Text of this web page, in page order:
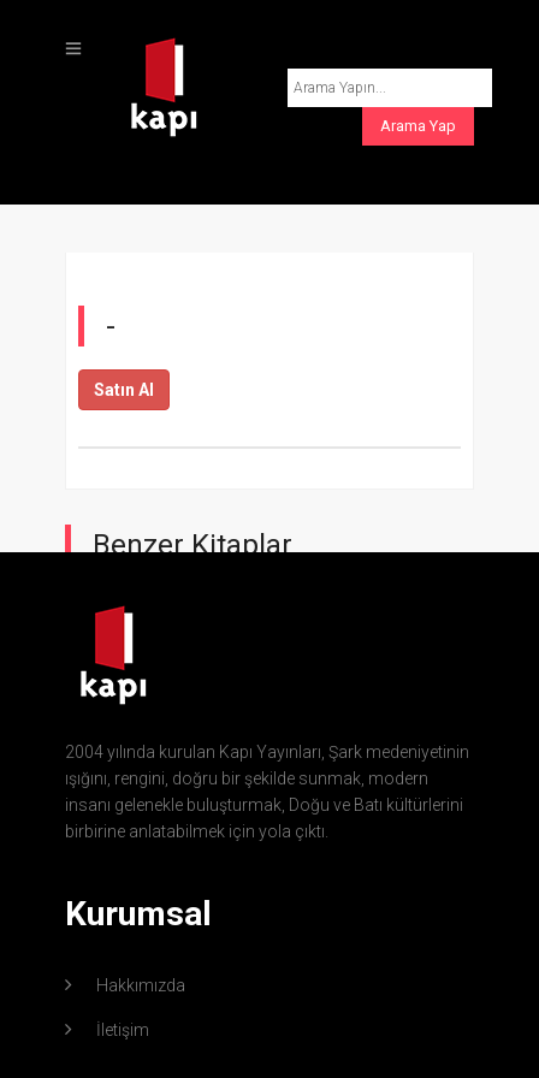
-
Satın Al
Benzer Kitaplar
2004 yılında kurulan Kapı Yayınları, Şark medeniyetinin
ışığını, rengini, doğru bir şekilde sunmak, modern
insanı gelenekle buluşturmak, Doğu ve Batı kültürlerini
birbirine anlatabilmek için yola çıktı.
Kurumsal
Hakkımızda
İletişim